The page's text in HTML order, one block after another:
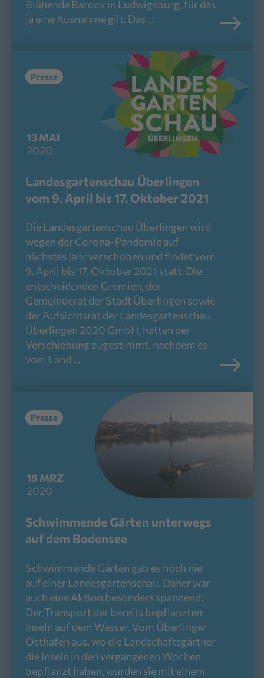
Blühende Barock in Ludwigsburg, für das
ja eine Ausnahme gilt. Das ...
13MAI
2020
Presse
Landesgartenschau Überlingen
vom 9. April bis 17. Oktober 2021
Die Landesgartenschau Überlingen wird
wegen der Corona-Pandemie auf
nächstes Jahr verschoben und findet vom
9. April bis 17. Oktober 2021 statt. Die
entscheidenden Gremien, der
Gemeinderat der Stadt Überlingen sowie
der Aufsichtsrat der Landesgartenschau
Überlingen 2020 GmbH, hatten der
Verschiebung zugestimmt, nachdem es
vom Land ...
19 MRZ
2020
Presse
Schwimmende Gärten unterwegs
auf dem Bodensee
Schwimmende Gärten gab es noch nie
auf einer Landesgartenschau. Daher war
auch eine Aktion besonders spannend:
Der Transport der bereits bepflanzten
Inseln auf dem Wasser. Vom Überlinger
Osthafen aus, wo die Landschaftsgärtner
die Inseln in den vergangenen Wochen
bepflanzt haben, wurden sie mit einem